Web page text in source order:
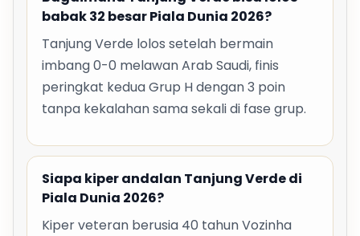
babak 32 besar Piala Dunia 2026?
Tanjung Verde lolos setelah bermain
imbang 0-0 melawan Arab Saudi, finis
peringkat kedua Grup H dengan 3 poin
tanpa kekalahan sama sekali di fase grup.
Siapa kiper andalan Tanjung Verde di
Piala Dunia 2026?
Kiper veteran berusia 40 tahun Vozinha